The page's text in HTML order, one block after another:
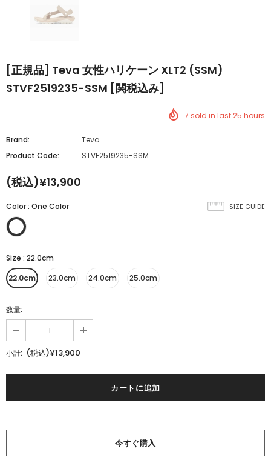
[正規品] Teva 女性ハリケーン XLT2 (SSM)
STVF2519235-SSM [関税込み]
7 sold in last25 hours
Brand:
Teva
Product Code:
STVF2519235-SSM
(税込)¥13,900
SIZE GUIDE
Color: One Color
Size : 22.0cm
22.0cm
23.0cm 24.0cm 25.0cm
数量:
小計: (税込)¥13,900
今すぐ購入